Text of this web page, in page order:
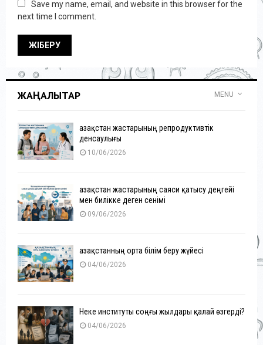
Save my name, email, and website in this browser for the
next time I comment.
ЖАҢАЛЫҚТАР MENU
Қазақстан жастарының репродуктивтік
денсаулығы
10/06/2026
Қазақстан жастарының саяси қатысу деңгейі
мен билікке деген сенімі
09/06/2026
Қазақстанның орта білім беру жүйесі
04/06/2026
Неке институты соңғы жылдары қалай өзгерді?
04/06/2026